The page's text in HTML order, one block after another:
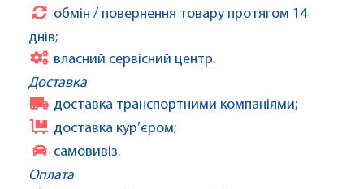
обмін / повернення товару протягом 14
днів;
власний сервісний центр.
Доставка
доставка транспортними компаніями;
доставка кур’єром;
самовивіз.
Оплата